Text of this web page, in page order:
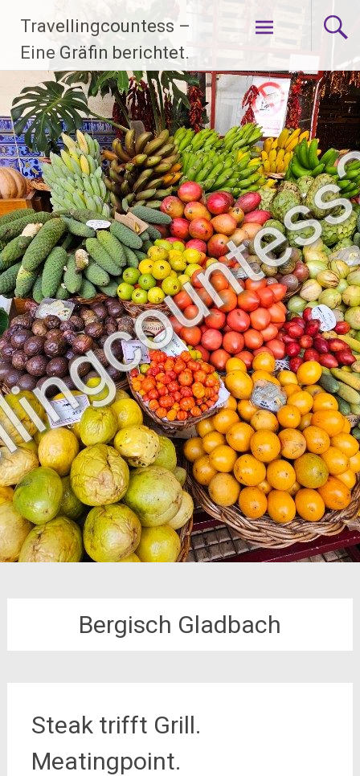
Inhalt
springen
Travellingcountess –
Eine Gräfin berichtet.
Bergisch Gladbach
Steak trifft Grill.
Meatingpoint.